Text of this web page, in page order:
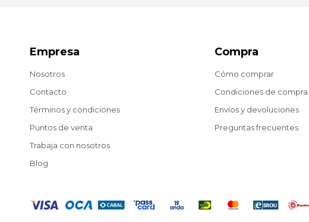
Empresa
Nosotros
Contacto
Términos y condiciones
Puntos de venta
Trabaja con nosotros
Blog
Compra
Cómo comprar
Condiciones de compra
Envíos y devoluciones
Preguntas frecuentes